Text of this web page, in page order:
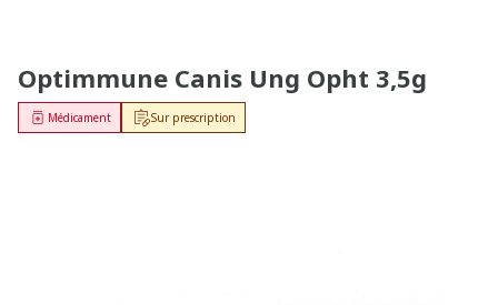
Optimmune Canis Ung Opht 3,5g
Sur prescription
Médicament